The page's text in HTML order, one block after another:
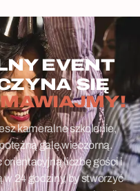
EVENT
SIĘ
kameralne szkolenie,
galę wieczorną.
orientacyjną liczbę gości i
24 godziny, by stworzyć